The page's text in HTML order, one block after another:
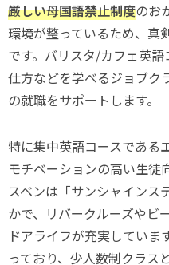
厳しい母国語禁止制度のお
環境が整っているため、真
です。バリスタ/カフェ英
仕方などを学べるジョブク
の就職をサポートします。
特に集中英語コースである
モチベーションの高い生徒
スベンは「サンシャインス
かで、リバークルーズやビ
ドアライフが充実していま
っており、少人数制クラス